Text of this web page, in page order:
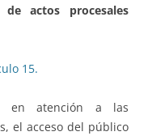
de actos procesales
15.
en atención a las
el acceso del público